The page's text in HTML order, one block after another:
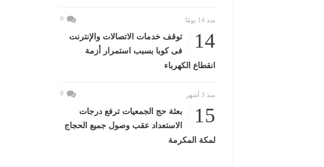
منذ 14 يومًا 0
14
توقف خدمات الاتصالات والإنترنت
فى كوبا بسبب استمرار أزمة
انقطاع الكهرباء
منذ 3 أشهر 0
15
بعثة حج الجمعيات ترفع درجات
الاستعداد عقب وصول جميع الحجاج
لمكة المكرمة